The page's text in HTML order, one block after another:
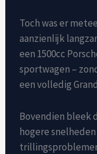
Toch was er
aanzienlijk
een 1500cc
sportwagen –
een volledig
Bovendien bleek
hogere